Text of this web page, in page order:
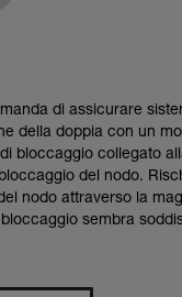
di assicurare
della doppia con un
bloccaggio collegato
del nodo.
nodo attraverso la
sembra